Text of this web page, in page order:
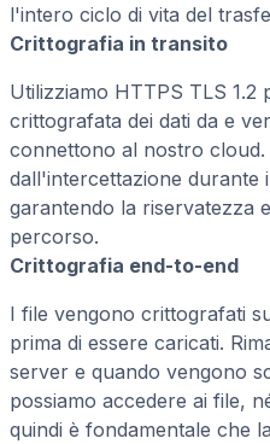
l'intero ciclo di vita del
Crittografia in transito
Utilizziamo HTTPS TLS 1.2
crittografata dei dati da e
connettono al nostro cloud.
dall'intercettazione durante
garantendo la riservatezza
percorso.
Crittografia end-to-end
I file vengono crittografati
prima di essere caricati.
server e quando vengono
possiamo accedere ai file,
quindi è fondamentale che